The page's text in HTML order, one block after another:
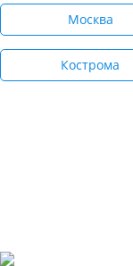
Москва
Кострома